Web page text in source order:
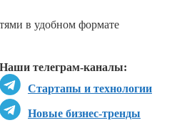
в удобном формате
Наши телеграм-каналы:
Стартапы и технологии
Новые бизнес-тренды